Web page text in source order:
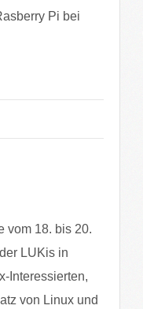
Pi bei
vom 18. bis 20.
LUKis in
Interessierten,
von Linux und